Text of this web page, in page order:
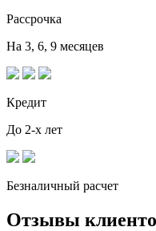
Рассрочка
На 3, 6, 9 месяцев
Кредит
До 2-х лет
Безналичный расчет
Отзывы